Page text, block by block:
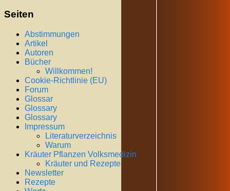
Seiten
Abstimmungen
Artikel
Autoren
Bücher
Willkommen!
Cookie-Richtlinie (EU)
Forum
Glossar
Glossary
Glossary
Impressum
Literaturverzeichnis
Warum
Kräuter Pflanzen Volksmedizin
Kräuter und Rezepte
Newsletter
Rezepte